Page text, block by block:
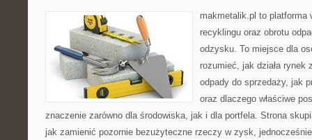
makmetalik.pl to platforma
recyklingu oraz obrotu
odzysku. To miejsce dla
rozumieć, jak działa rynek
odpady do sprzedaży, jak
oraz dlaczego właściwe
znaczenie zarówno dla środowiska, jak i dla portfela. Strona
jak zamienić pozornie bezużyteczne rzeczy w zysk,